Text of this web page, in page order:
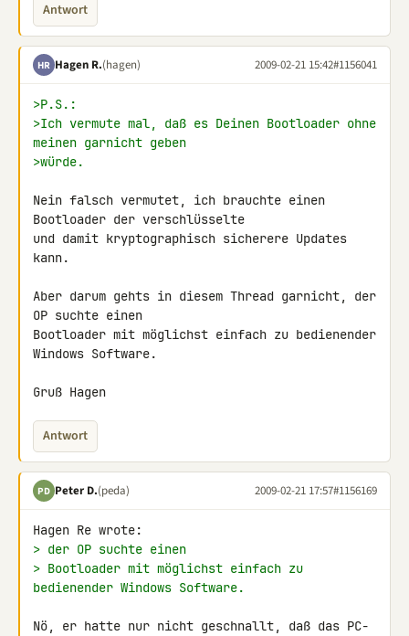
Antwort
HR Hagen R.(hagen) 2009-02-21 15:42#1156041
>P.S.:
>Ich vermute mal, daß es Deinen Bootloader ohne
meinen garnicht geben
>würde.
Nein falsch vermutet, ich brauchte einen
Bootloader der verschlüsselte
und damit kryptographisch sicherere Updates
kann.
Aber darum gehts in diesem Thread garnicht, der
OP suchte einen
Bootloader mit möglichst einfach zu bedienender
Windows Software.
Gruß Hagen
Antwort
PD Peter D.(peda) 2009-02-21 17:57#1156169
> der OP suchte einen
> Bootloader mit möglichst einfach zu
bedienender Windows Software.
Nö, er hatte nur nicht geschnallt, daß das PC-